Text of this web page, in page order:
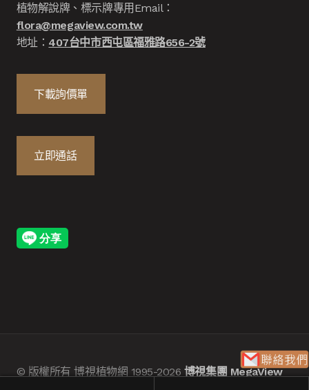
植物解說牌、標示牌專用Email：
flora@megaview.com.tw
地址： 407台中市西屯區福雅路656-2號
下載詢價單
立即通話
© 版權所有 博視植物網 1995-2026 博視集團 MegaView